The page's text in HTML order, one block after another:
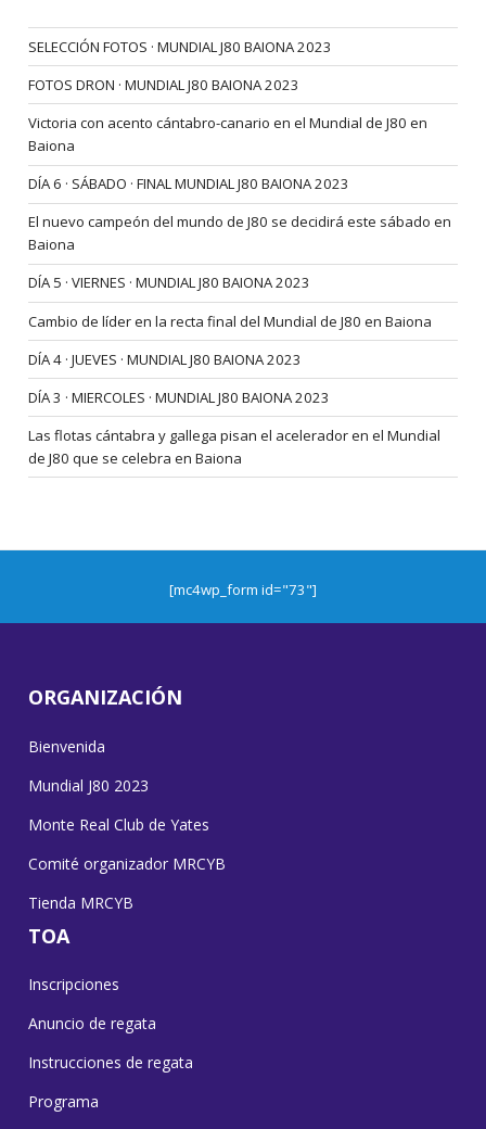
SELECCIÓN FOTOS · MUNDIAL J80 BAIONA 2023
FOTOS DRON · MUNDIAL J80 BAIONA 2023
Victoria con acento cántabro-canario en el Mundial de J80 en
Baiona
DÍA 6 · SÁBADO · FINAL MUNDIAL J80 BAIONA 2023
El nuevo campeón del mundo de J80 se decidirá este sábado en
Baiona
DÍA 5 · VIERNES · MUNDIAL J80 BAIONA 2023
Cambio de líder en la recta final del Mundial de J80 en Baiona
DÍA 4 · JUEVES · MUNDIAL J80 BAIONA 2023
DÍA 3 · MIERCOLES · MUNDIAL J80 BAIONA 2023
Las flotas cántabra y gallega pisan el acelerador en el Mundial
de J80 que se celebra en Baiona
[mc4wp_form id="73"]
ORGANIZACIÓN
Bienvenida
Mundial J80 2023
Monte Real Club de Yates
Comité organizador MRCYB
Tienda MRCYB
TOA
Inscripciones
Anuncio de regata
Instrucciones de regata
Programa